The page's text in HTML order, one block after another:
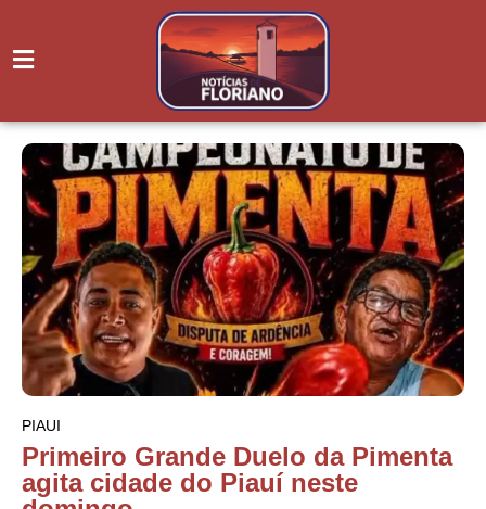
PIAUI
Primeiro Grande Duelo da Pimenta
agita cidade do Piauí neste